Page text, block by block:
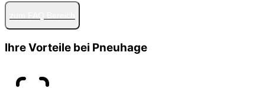
Ihre Vorteile bei Pneuhage